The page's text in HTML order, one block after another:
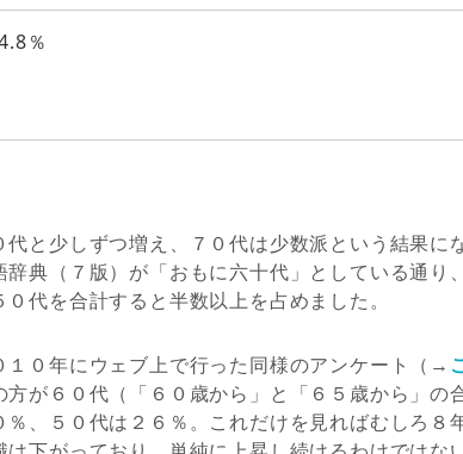
％
と少しずつ増え、７０代は少数派という結果に
典（７版）が「おもに六十代」としている通り
代を合計すると半数以上を占めました。
１０年にウェブ上で行った同様のアンケート（→
方が６０代（「６０歳から」と「６５歳から」の
％、５０代は２６％。これだけを見ればむしろ８